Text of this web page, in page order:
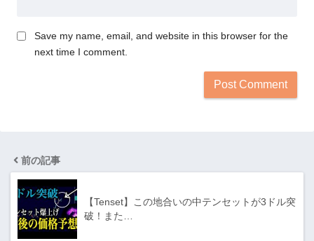
Save my name, email, and website in this browser for the
next time I comment.
前の記事
【Tenset】この地合いの中テンセットが3ドル突
破！また…